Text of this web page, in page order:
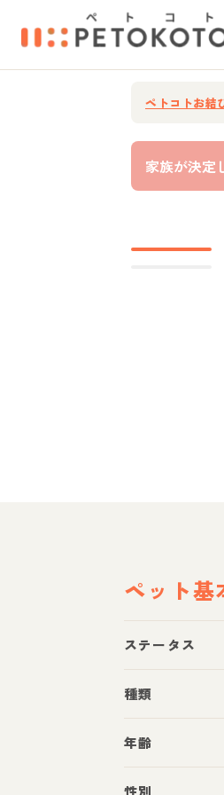
ペトコトお結
家族が決定
ペット基
ステータス
種類
年齢
性別